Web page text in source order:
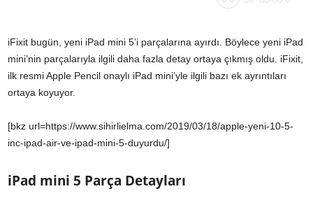
iFixit bugün, yeni iPad mini 5’i parçalarına ayırdı. Böylece yeni iPad
mini’nin parçalarıyla ilgili daha fazla detay ortaya çıkmış oldu. iFixit,
ilk resmi Apple Pencil onaylı iPad mini’yle ilgili bazı ek ayrıntıları
ortaya koyuyor.
[bkz url=https://www.sihirlielma.com/2019/03/18/apple-yeni-10-5-
inc-ipad-air-ve-ipad-mini-5-duyurdu/]
iPad mini 5 Parça Detayları